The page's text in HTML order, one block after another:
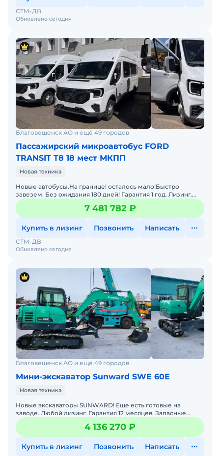
Обновлено сегодня
СТМ-ДВ
Благовещенск АО и ещё 49 городов
Пассажирский микроавтобус FORD
TRANSIT T8 18 мест МКПП
Новая техника
Новые автобусы.На границе! осталось мало!Быстро
завезем. Без ожидания 180 дней! Гарантия 1 год. Лизинг.
Цена с НДС и коммерческим утилем. Звоните,пишите!
Длина
7 481 782 ₽
Купить в лизинг Позвонить Написать
Обновлено сегодня
СТМ-ДВ
Благовещенск АО и ещё 49 городов
Мини-экскаватор Sunward SWE 60E
Новая техника
Новые экскаваторы SUNWARD! Еще есть готовые на
заводе. Любой лизинг. Гарантия 12 месяцев. Запасные
части в наличии. Доставка в ваш регион. Также доступны
под за
4 136 270 ₽
Купить в лизинг Позвонить Написать